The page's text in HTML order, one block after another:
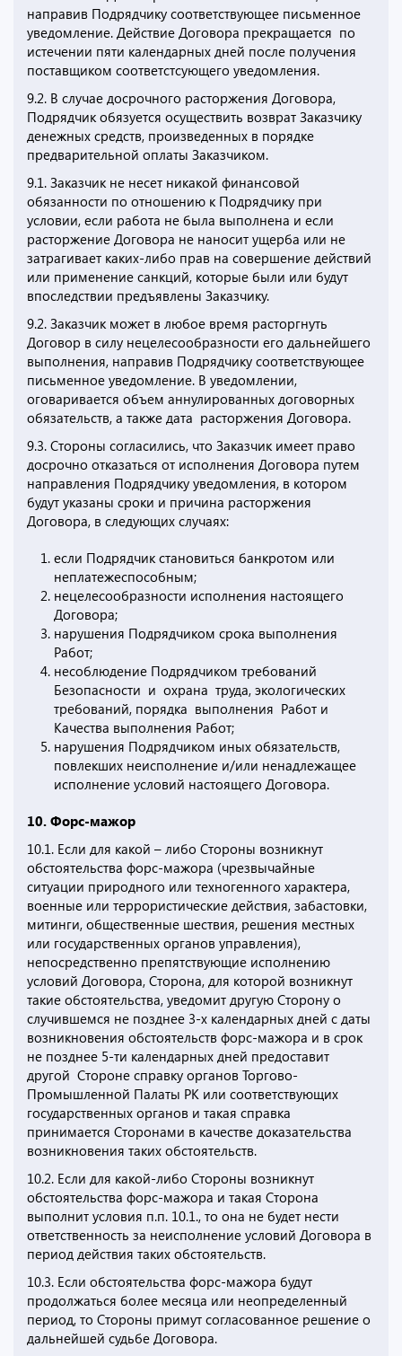
направив Подрядчику соответствующее письменное
уведомление. Действие Договора прекращается по
истечении пяти календарных дней после получения
поставщиком соответстсующего уведомления.
9.2. В случае досрочного расторжения Договора,
Подрядчик обязуется осуществить возврат Заказчику
денежных средств, произведенных в порядке
предварительной оплаты Заказчиком.
9.1. Заказчик не несет никакой финансовой
обязанности по отношению к Подрядчику при
условии, если работа не была выполнена и если
расторжение Договора не наносит ущерба или не
затрагивает каких-либо прав на совершение действий
или применение санкций, которые были или будут
впоследствии предъявлены Заказчику.
9.2. Заказчик может в любое время расторгнуть
Договор в силу нецелесообразности его дальнейшего
выполнения, направив Подрядчику соответствующее
письменное уведомление. В уведомлении,
оговаривается объем аннулированных договорных
обязательств, а также дата расторжения Договора.
9.3. Стороны согласились, что Заказчик имеет право
досрочно отказаться от исполнения Договора путем
направления Подрядчику уведомления, в котором
будут указаны сроки и причина расторжения
Договора, в следующих случаях:
если Подрядчик становиться банкротом или
неплатежеспособным;
нецелесообразности исполнения настоящего
Договора;
нарушения Подрядчиком срока выполнения
Работ;
несоблюдение Подрядчиком требований
Безопасности и охрана труда, экологических
требований, порядка выполнения Работ и
Качества выполнения Работ;
нарушения Подрядчиком иных обязательств,
повлекших неисполнение и/или ненадлежащее
исполнение условий настоящего Договора.
10. Форс-мажор
10.1. Если для какой – либо Стороны возникнут
обстоятельства форс-мажора (чрезвычайные
ситуации природного или техногенного характера,
военные или террористические действия, забастовки,
митинги, общественные шествия, решения местных
или государственных органов управления),
непосредственно препятствующие исполнению
условий Договора, Сторона, для которой возникнут
такие обстоятельства, уведомит другую Сторону о
случившемся не позднее 3-х календарных дней с даты
возникновения обстоятельств форс-мажора и в срок
не позднее 5-ти календарных дней предоставит
другой Стороне справку органов Торгово-
Промышленной Палаты РК или соответствующих
государственных органов и такая справка
принимается Сторонами в качестве доказательства
возникновения таких обстоятельств.
10.2. Если для какой-либо Стороны возникнут
обстоятельства форс-мажора и такая Сторона
выполнит условия п.п. 10.1., то она не будет нести
ответственность за неисполнение условий Договора в
период действия таких обстоятельств.
10.3. Если обстоятельства форс-мажора будут
продолжаться более месяца или неопределенный
период, то Стороны примут согласованное решение о
дальнейшей судьбе Договора.